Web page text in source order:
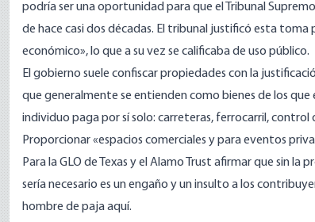
podría ser una oportunidad para que el Tribunal
de hace casi dos décadas. El tribunal justificó esta
económico», lo que a su vez se calificaba de uso público.
El gobierno suele confiscar propiedades con la
que generalmente se entienden como bienes de los
individuo paga por sí solo: carreteras, ferrocarril, control
Proporcionar«espacios comerciales y para eventos
Para la GLO de Texas y el Alamo Trust afirmar que sin
sería necesario es un engaño y un insulto a los
hombre de paja aquí.